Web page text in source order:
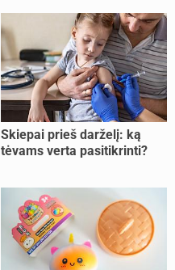
Skiepai prieš darželį: ką
tėvams verta pasitikrinti?